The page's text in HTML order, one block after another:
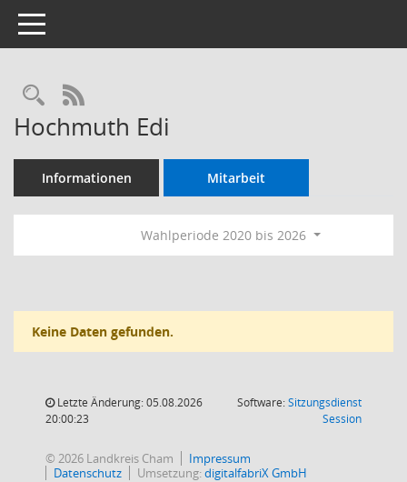
Toggle navigation
Rechercheauswahl
RSS-Feed
Hochmuth Edi
Informationen Mitarbeit
Wahlperiode 2020 bis 2026
Keine Daten gefunden.
Letzte Änderung: 05.08.2026
20:00:23
Software:Sitzungsdienst
Session(Wird in
© 2026 Landkreis Cham
Impressum
Datenschutz
Umsetzung:digitalfabriX GmbH